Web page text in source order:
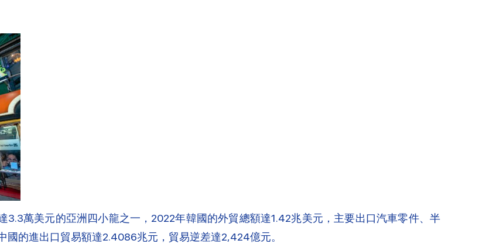
3.3萬美元的亞洲四小龍之一，2022年韓國的外貿總額達1.42兆美元，主要出口汽車零件、半
的進出口貿易額達2.4086兆元，貿易逆差達2,424億元。